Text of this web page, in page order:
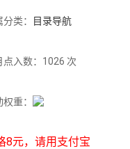
类： 目录导航
点入数：1026 次
重：
8元，请用支付宝